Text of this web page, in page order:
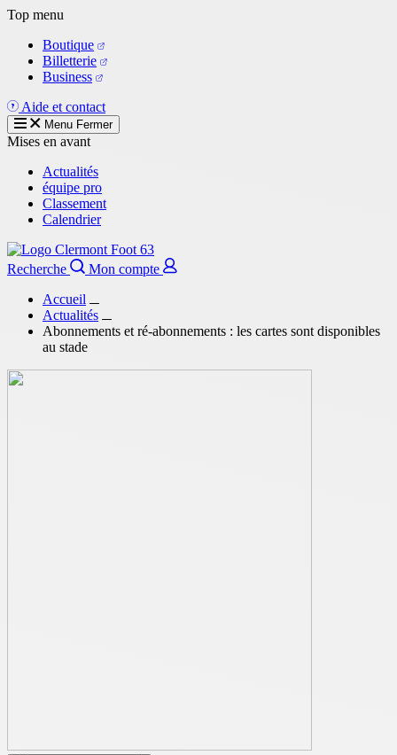
Aller
contenu
principal
Top menu
Boutique
Billetterie
Business
Aide et contact
Menu Fermer
Mises en avant
Actualités
équipe pro
Classement
Calendrier
Recherche
Mon compte
Accueil
Actualités
Abonnements et ré-abonnements : les cartes sont disponibles
au stade